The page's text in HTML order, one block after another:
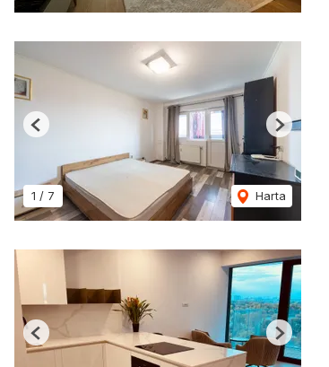
1 / 7 Harta
Previous Next
Previous Next